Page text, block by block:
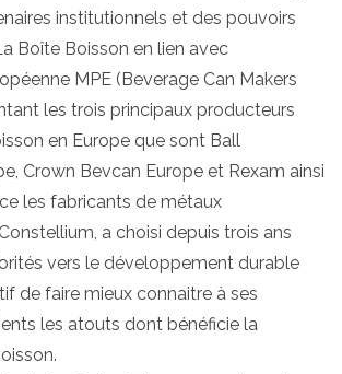
institutionnels et des pouvoirs
Boîte Boisson en lien avec
MPE (Beverage Can Makers
les trois principaux producteurs
en Europe que sont Ball
Crown Bevcan Europe et Rexam ainsi
les fabricants de métaux
a choisi depuis trois ans
vers le développement durable
de faire mieux connaitre à ses
les atouts dont bénéficie la